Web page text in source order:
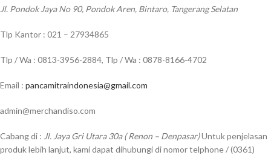
Jl. Pondok Jaya No 90, Pondok Aren, Bintaro, Tangerang Selatan
Tlp Kantor : 021 – 27934865
Tlp / Wa : 0813-3956-2884, Tlp / Wa : 0878-8166-4702
Email : pancamitraindonesia@gmail.com
admin@merchandiso.com
Cabang di : Jl. Jaya Gri Utara 30a ( Renon – Denpasar)Untuk penjelasan
produk lebih lanjut, kami dapat dihubungi di nomor telphone / (0361)